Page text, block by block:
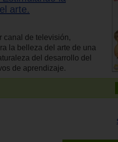
arte.
canal de televisión,
la belleza del arte de una
del desarrollo del
de aprendizaje.